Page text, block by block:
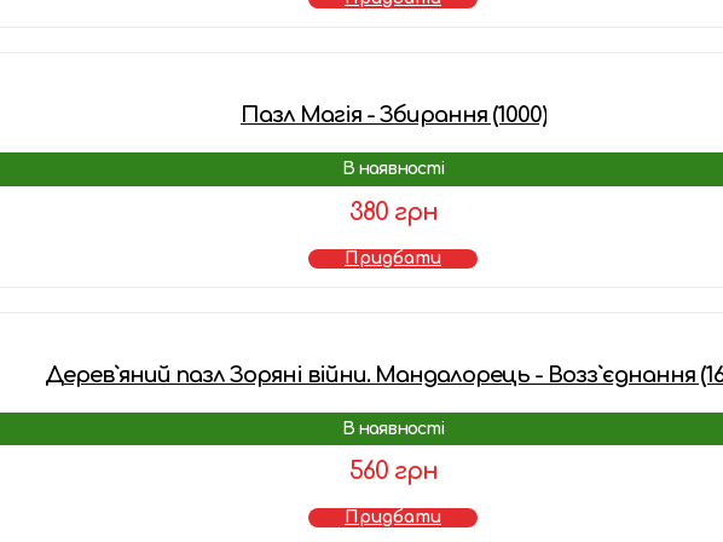
Пазл Магія - Збирання (1000)
В наявності
380 грн
Придбати
Дерев`яний пазл Зоряні війни. Мандалорець - Возз`єднання
В наявності
560 грн
Придбати